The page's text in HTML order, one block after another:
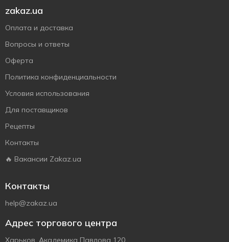
zakaz.ua
Оплата и доставка
Вопросы и ответы
Оферта
Политика конфиденциальности
Условия использования
Для поставщиков
Рецепты
Контакты
🔥 Вакансии Zakaz.ua
Контакты
help@zakaz.ua
Адрес торгового центра
Харьков, Академика Павлова 120